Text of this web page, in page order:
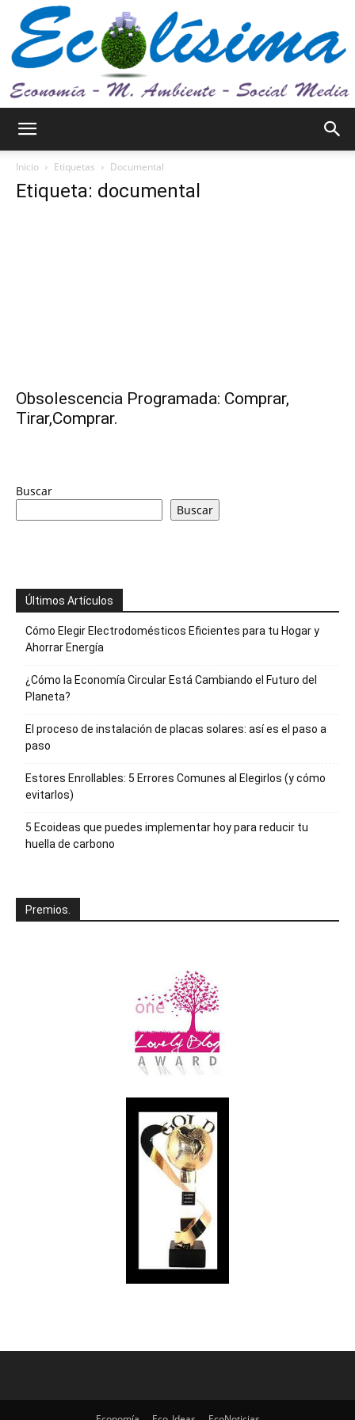
Inicio Etiquetas Documental
Etiqueta: documental
Obsolescencia Programada: Comprar,
Tirar,Comprar.
Buscar
Buscar
Últimos Artículos
Cómo Elegir Electrodomésticos Eficientes para tu Hogar y
Ahorrar Energía
¿Cómo la Economía Circular Está Cambiando el Futuro del
Planeta?
El proceso de instalación de placas solares: así es el paso a
paso
Estores Enrollables: 5 Errores Comunes al Elegirlos (y cómo
evitarlos)
5 Ecoideas que puedes implementar hoy para reducir tu
huella de carbono
Premios.